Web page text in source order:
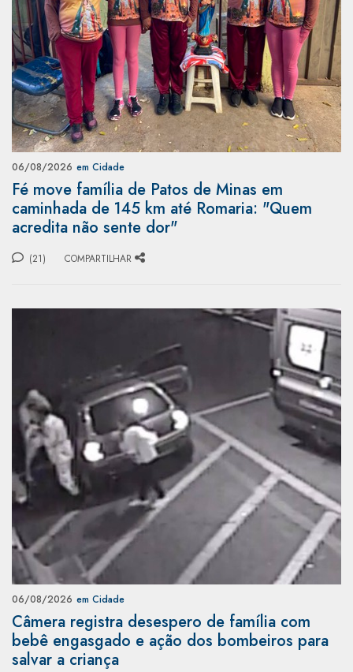
06/08/2026 em Cidade
Fé move família de Patos de Minas em
caminhada de 145 km até Romaria: "Quem
acredita não sente dor"
(21) COMPARTILHAR
06/08/2026 em Cidade
Câmera registra desespero de família com
bebê engasgado e ação dos bombeiros para
salvar a criança